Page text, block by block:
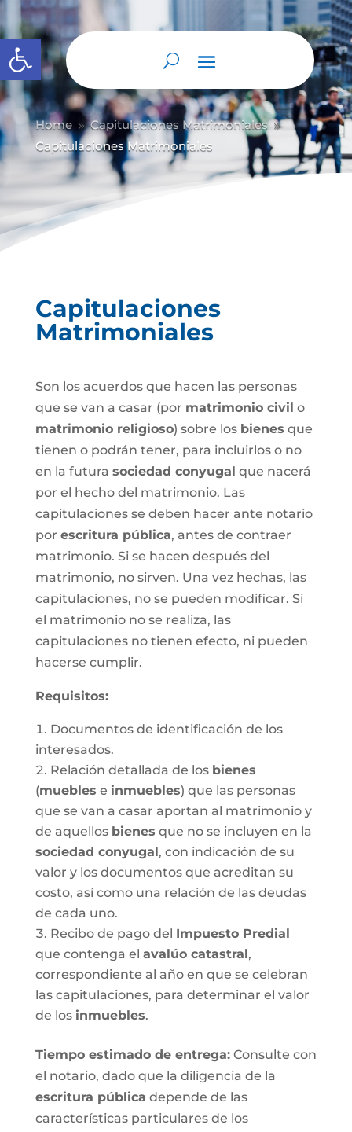
Abrir barra de herramientas
Home 9 Capitulaciones Matrimoniales 9
Capitulaciones Matrimoniales
Capitulaciones
Matrimoniales
Son los acuerdos que hacen las personas
que se van a casar (por matrimonio civil o
matrimonio religioso) sobre los bienes que
tienen o podrán tener, para incluirlos o no
en la futura sociedad conyugal que nacerá
por el hecho del matrimonio. Las
capitulaciones se deben hacer ante notario
por escritura pública, antes de contraer
matrimonio. Si se hacen después del
matrimonio, no sirven. Una vez hechas, las
capitulaciones, no se pueden modificar. Si
el matrimonio no se realiza, las
capitulaciones no tienen efecto, ni pueden
hacerse cumplir.
Requisitos:
Documentos de identificación de los
interesados.
Relación detallada de los bienes
(muebles e inmuebles) que las personas
que se van a casar aportan al matrimonio y
de aquellos bienes que no se incluyen en la
sociedad conyugal, con indicación de su
valor y los documentos que acreditan su
costo, así como una relación de las deudas
de cada uno.
Recibo de pago del Impuesto Predial
que contenga el avalúo catastral,
correspondiente al año en que se celebran
las capitulaciones, para determinar el valor
de los inmuebles.
Tiempo estimado de entrega:Consulte con
el notario, dado que la diligencia de la
escritura pública depende de las
características particulares de los